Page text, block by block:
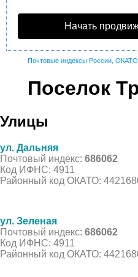
Начать
Почтовые индексы России,
Поселок
Улицы
ул. Дальняя
Почтовый индекс: 686062
Код ИФНС: 4911
Районный код ОКАТО:
ул. Зеленая
Почтовый индекс: 686062
Код ИФНС: 4911
Районный код ОКАТО: